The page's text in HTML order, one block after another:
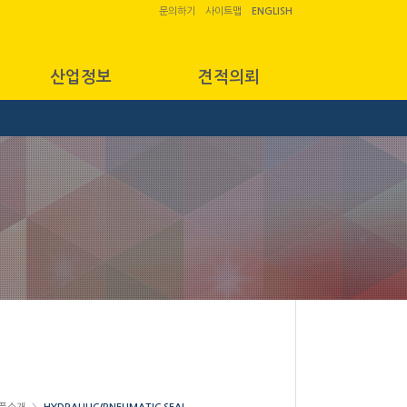
산업정보 견적의뢰
문의하기 사이트맵 ENGLISH